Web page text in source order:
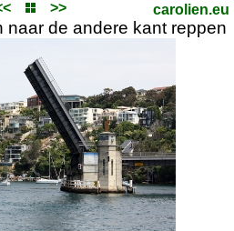
>> carolien.eu
naar de andere kant reppen